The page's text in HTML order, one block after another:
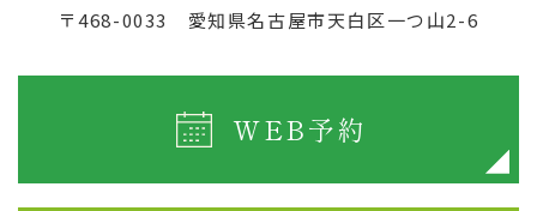
〒468-0033 愛知県名古屋市天白区一つ山2-6
WEB予約